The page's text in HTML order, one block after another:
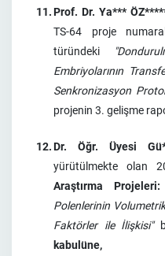
11.Prof. Dr. Ya***
TS-64 proje
türündeki
Embriyolarının
Senkronizasyon
projenin 3. gelişme
12.Dr. Öğr. Üyesi
yürütülmekte olan
Araştırma Projeleri:
Polenlerinin
Faktörler ile İlişkisi"
kabulüne,